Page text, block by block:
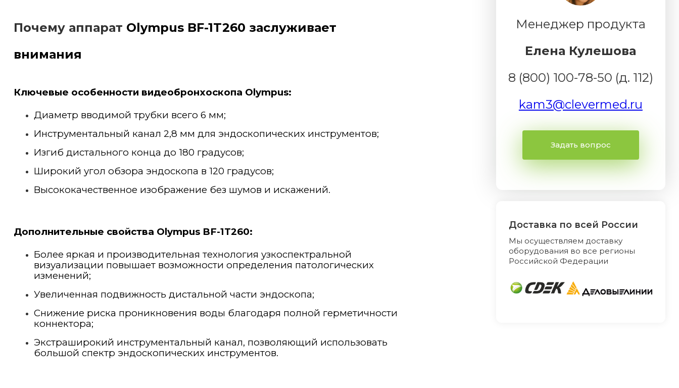
Почему аппарат Olympus BF-1T260 заслуживает
внимания
Ключевые особенности видеобронхоскопа Olympus:
Диаметр вводимой трубки всего 6 мм;
Инструментальный канал 2,8 мм для эндоскопических инструментов;
Изгиб дистального конца до 180 градусов;
Широкий угол обзора эндоскопа в 120 градусов;
Высококачественное изображение без шумов и искажений.
Дополнительные свойства Olympus BF-1T260:
Более яркая и производительная технология узкоспектральной
визуализации повышает возможности определения патологических
изменений;
Увеличенная подвижность дистальной части эндоскопа;
Снижение риска проникновения воды благодаря полной герметичности
коннектора;
Экстраширокий инструментальный канал, позволяющий использовать
большой спектр эндоскопических инструментов.
Менеджер продукта
Елена Кулешова
8 (800) 100-78-50 (д. 112)
kam3@clevermed.ru
Задать вопрос
Доставка по всей России
Мы осуществляем доставку
оборудования во все регионы
Российской Федерации